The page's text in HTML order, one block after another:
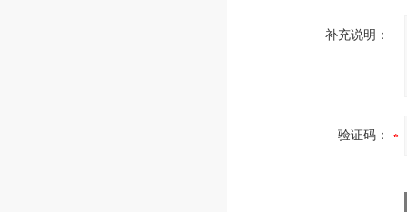
补充说明：
验证码：